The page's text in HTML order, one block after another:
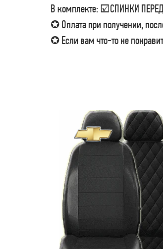
В комплекте: ☑СПИНКИ
✪ Оплата при получении,
✪ Если вам что-то не